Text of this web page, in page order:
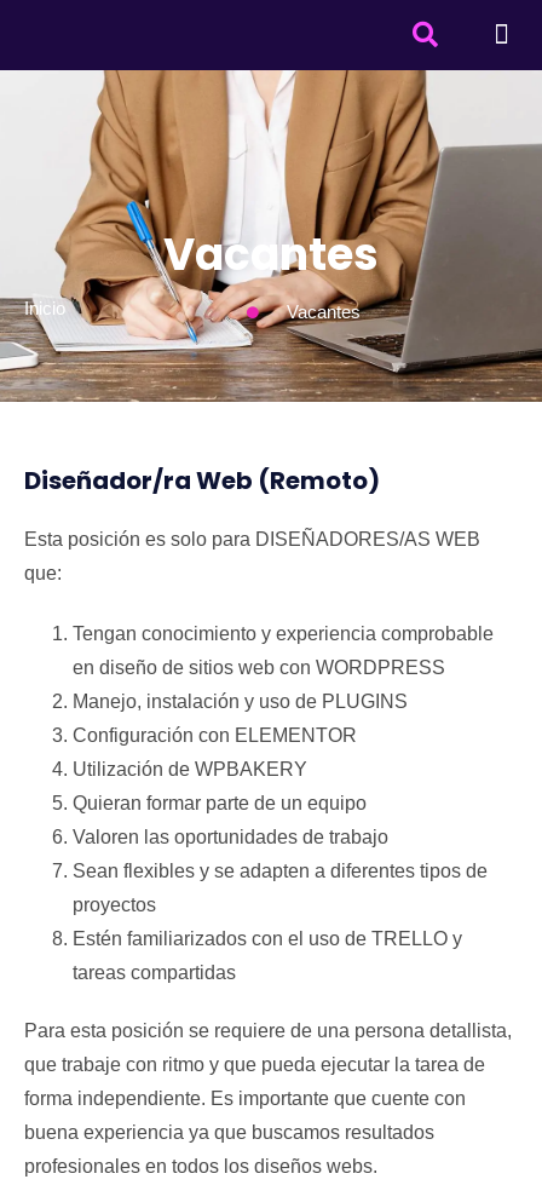
Vacantes
Inicio Vacantes
Diseñador/ra Web (Remoto)
Esta posición es solo para DISEÑADORES/AS WEB
que:
Tengan conocimiento y experiencia comprobable
en diseño de sitios web con WORDPRESS
Manejo, instalación y uso de PLUGINS
Configuración con ELEMENTOR
Utilización de WPBAKERY
Quieran formar parte de un equipo
Valoren las oportunidades de trabajo
Sean flexibles y se adapten a diferentes tipos de
proyectos
Estén familiarizados con el uso de TRELLO y
tareas compartidas
Para esta posición se requiere de una persona detallista,
que trabaje con ritmo y que pueda ejecutar la tarea de
forma independiente. Es importante que cuente con
buena experiencia ya que buscamos resultados
profesionales en todos los diseños webs.